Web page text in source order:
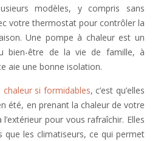
modèles, y compris sans
votre thermostat pour contrôler la
Une pompe à chaleur est un
bien-être de la vie de famille, à
aie une bonne isolation.
si formidables, c’est qu’elles
été, en prenant la chaleur de votre
pour vous rafraîchir. Elles
que les climatiseurs, ce qui permet